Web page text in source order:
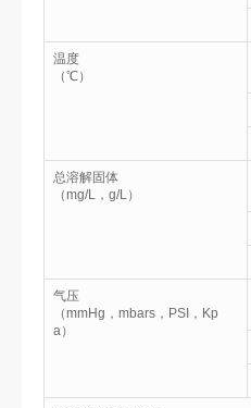
温度
（℃）
总溶解固体
（mg/L，g/L）
气压
（mmHg，mbars，PSI，Kp
a）